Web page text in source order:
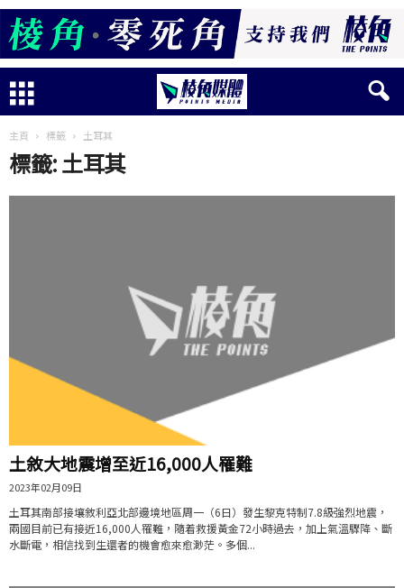
主頁 標籤 土耳其
標籤: 土耳其
土敘大地震增至近16,000人罹難
2023年02月09日
土耳其南部接壤敘利亞北部邊境地區周一（6日）發生黎克特制7.8級強烈地震，
兩國目前已有接近16,000人罹難，隨着救援黃金72小時過去，加上氣溫驟降、斷
水斷電，相信找到生還者的機會愈來愈渺茫。多個...